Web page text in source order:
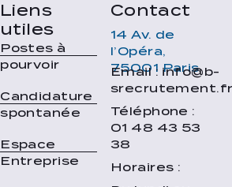
Liens
utiles
Postes à
pourvoir
Candidature
spontanée
Espace
Entreprise
Contact
14 Av. de
l’Opéra,
75001 Paris
Email : info@b-
Téléphone :
01 48 43 53
38
Horaires :